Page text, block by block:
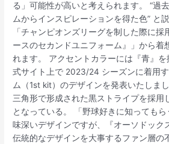
る」可能性が高いと考えられます。 “過
ムからインスピレーションを得た色” と
「チャンピオンズリーグを制した際に
ースのセカンドユニフォーム』」から着
れます。 アクセントカラーには『青』
式サイト上で 2023/24 シーズンに着用
ム（1st kit）のデザインを発表いたしま
三角形で形成された黒ストライプを採用
となっている。 「野球好きに知っても
味深いデザインですが、『オーソドック
伝統的なデザインを大事するファン層の